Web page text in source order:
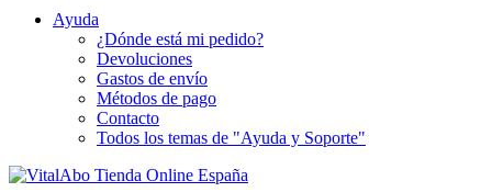
Ayuda
¿Dónde está mi pedido?
Devoluciones
Gastos de envío
Métodos de pago
Contacto
Todos los temas de "Ayuda y Soporte"